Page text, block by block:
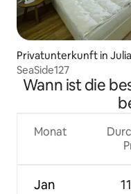
Privatunterkunft in
SeaSide127
Wann ist die
Monat
Jan